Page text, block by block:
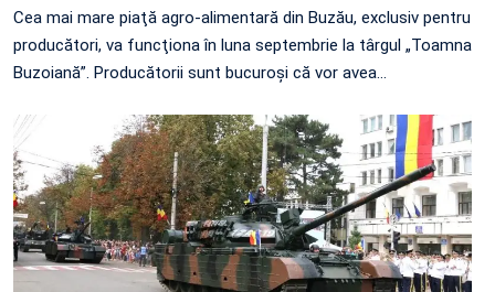
Cea mai mare piaţă agro-alimentară din Buzău, exclusiv pentru
producători, va funcţiona în luna septembrie la târgul „Toamna
Buzoiană”. Producătorii sunt bucuroşi că vor avea…